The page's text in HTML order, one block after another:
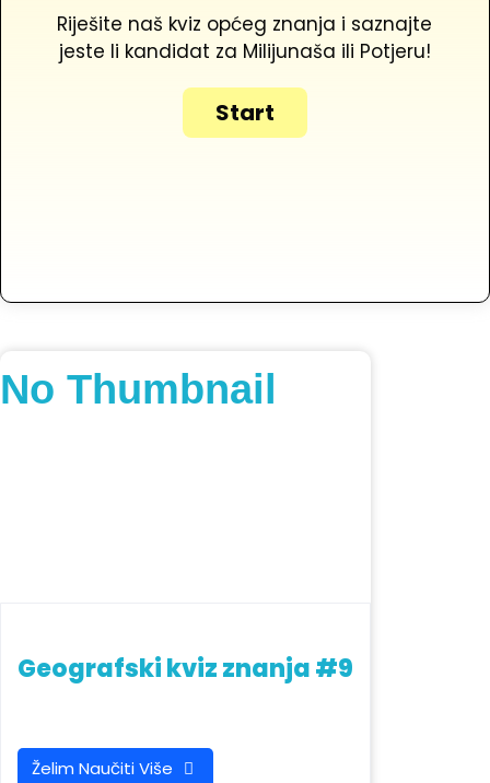
Riješite naš kviz općeg znanja i saznajte
jeste li kandidat za Milijunaša ili Potjeru!
No Thumbnail
Geografski kviz znanja #9
Želim Naučiti Više